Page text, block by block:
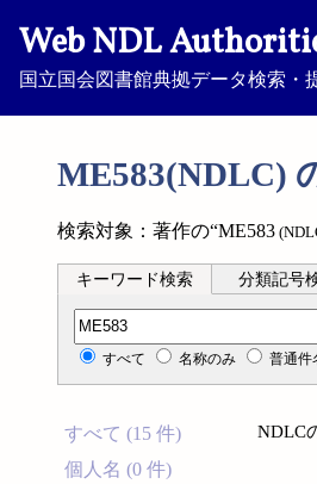
Web NDL
国立国会図書館典拠データ検索・
ME583(NDLC)
検索対象：著作の“ME583
キーワード検索 分類記号
分類記号検索
すべて 名称のみ 普通件
すべて (15 件)
個人名 (0 件)
NDLC